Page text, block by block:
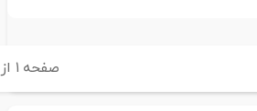
صفحه ۱ از